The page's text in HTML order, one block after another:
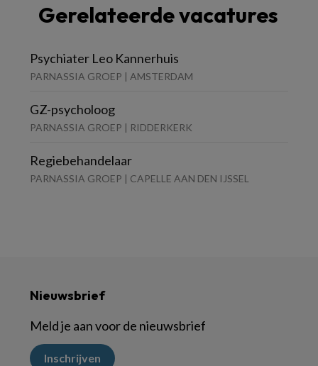
Gerelateerde vacatures
Psychiater Leo Kannerhuis
PARNASSIA GROEP | AMSTERDAM
GZ-psycholoog
PARNASSIA GROEP | RIDDERKERK
Regiebehandelaar
PARNASSIA GROEP | CAPELLE AAN DEN IJSSEL
Nieuwsbrief
Meld je aan voor de nieuwsbrief
Inschrijven